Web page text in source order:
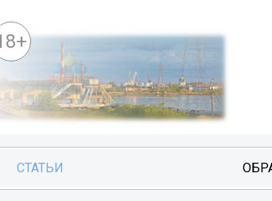
СТАТЬИ